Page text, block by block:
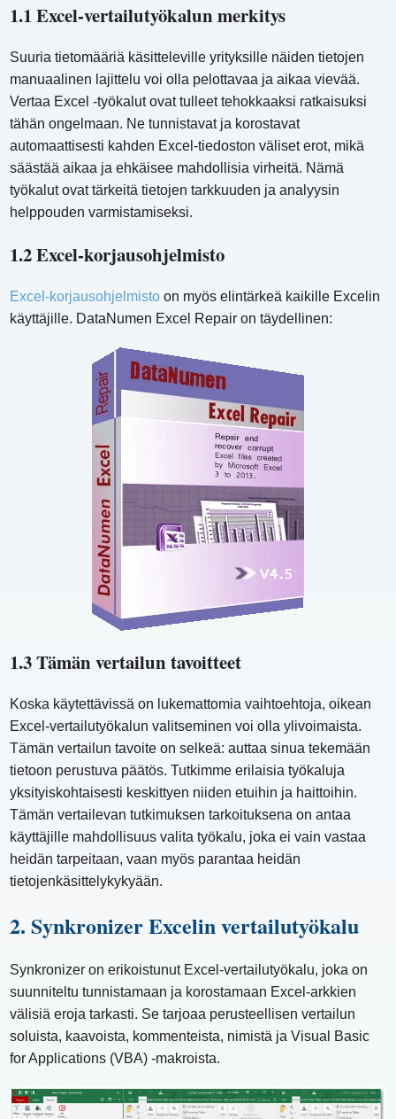
1.1 Excel-vertailutyökalun merkitys
Suuria tietomääriä käsitteleville yrityksille näiden tietojen
manuaalinen lajittelu voi olla pelottavaa ja aikaa vievää.
Vertaa Excel -työkalut ovat tulleet tehokkaaksi ratkaisuksi
tähän ongelmaan. Ne tunnistavat ja korostavat
automaattisesti kahden Excel-tiedoston väliset erot, mikä
säästää aikaa ja ehkäisee mahdollisia virheitä. Nämä
työkalut ovat tärkeitä tietojen tarkkuuden ja analyysin
helppouden varmistamiseksi.
1.2 Excel-korjausohjelmisto
Excel-korjausohjelmisto on myös elintärkeä kaikille Excelin
käyttäjille. DataNumen Excel Repair on täydellinen:
1.3 Tämän vertailun tavoitteet
Koska käytettävissä on lukemattomia vaihtoehtoja, oikean
Excel-vertailutyökalun valitseminen voi olla ylivoimaista.
Tämän vertailun tavoite on selkeä: auttaa sinua tekemään
tietoon perustuva päätös. Tutkimme erilaisia ​​työkaluja
yksityiskohtaisesti keskittyen niiden etuihin ja haittoihin.
Tämän vertailevan tutkimuksen tarkoituksena on antaa
käyttäjille mahdollisuus valita työkalu, joka ei vain vastaa
heidän tarpeitaan, vaan myös parantaa heidän
tietojenkäsittelykykyään.
2. Synkronizer Excelin vertailutyökalu
Synkronizer on erikoistunut Excel-vertailutyökalu, joka on
suunniteltu tunnistamaan ja korostamaan Excel-arkkien
välisiä eroja tarkasti. Se tarjoaa perusteellisen vertailun
soluista, kaavoista, kommenteista, nimistä ja Visual Basic
for Applications (VBA) -makroista.